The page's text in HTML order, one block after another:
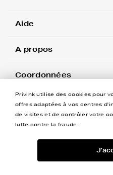
Aide
A propos
Coordonnées
Newsletter
Privink utilise des cookies pour
offres adaptées à vos centres
de visites et de contrôler votre
lutte contre la fraude.